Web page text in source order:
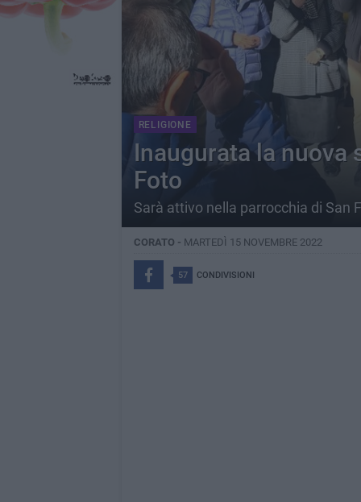
RELIGIONE
Inaugurata la nuova
Foto
Sarà attivo nella parrocchia di San
CORATO - MARTEDÌ 15 NOVEMBRE 2022
57 CONDIVISIONI